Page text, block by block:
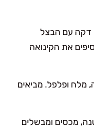
דקה עם הבצל
את הקינואה
מלח ופלפל. מביאים
מכסים ומבשלים